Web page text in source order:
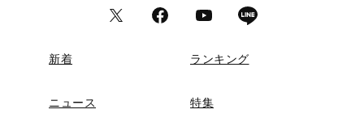
新着 ランキング
ニュース 特集